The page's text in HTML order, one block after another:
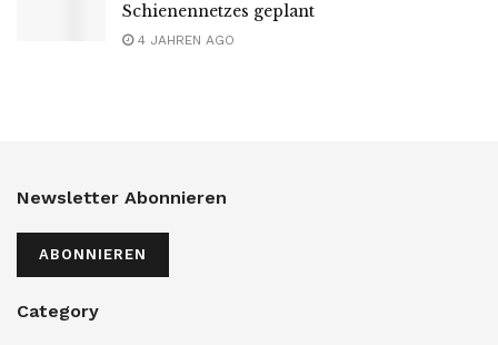
Schienennetzes geplant
4 JAHREN AGO
Newsletter Abonnieren
ABONNIEREN
Category